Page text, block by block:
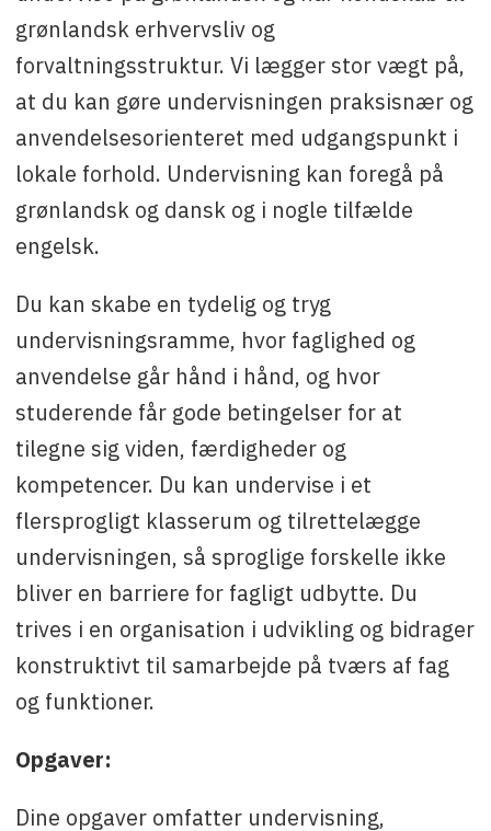
grønlandsk erhvervsliv og
forvaltningsstruktur. Vi lægger stor vægt på,
at du kan gøre undervisningen praksisnær og
anvendelsesorienteret med udgangspunkt i
lokale forhold. Undervisning kan foregå på
grønlandsk og dansk og i nogle tilfælde
engelsk.
Du kan skabe en tydelig og tryg
undervisningsramme, hvor faglighed og
anvendelse går hånd i hånd, og hvor
studerende får gode betingelser for at
tilegne sig viden, færdigheder og
kompetencer. Du kan undervise i et
flersprogligt klasserum og tilrettelægge
undervisningen, så sproglige forskelle ikke
bliver en barriere for fagligt udbytte. Du
trives i en organisation i udvikling og bidrager
konstruktivt til samarbejde på tværs af fag
og funktioner.
Opgaver:
Dine opgaver omfatter undervisning,